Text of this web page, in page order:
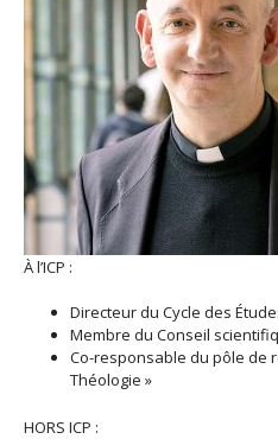
À l’ICP :
Directeur du Cycle des
Membre du Conseil
Co-responsable du pôle de
Théologie »
HORS ICP :